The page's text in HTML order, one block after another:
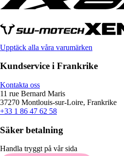
Upptäck alla våra varumärken
Kundservice i Frankrike
Kontakta oss
11 rue Bernard Maris
37270 Montlouis-sur-Loire, Frankrike
+33 1 86 47 62 58
Säker betalning
Handla tryggt på vår sida